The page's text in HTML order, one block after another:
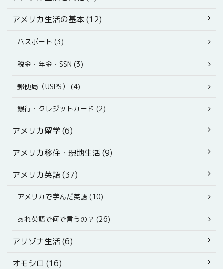
アメリカ生活の基本 (12)
パスポート (3)
税金・年金・SSN (3)
郵便局（USPS） (4)
銀行・クレジットカード (2)
アメリカ留学 (6)
アメリカ移住・現地生活 (9)
アメリカ英語 (37)
アメリカで学んだ英語 (10)
あれ英語で何で言うの？ (26)
アリゾナ生活 (6)
オモシロ (16)